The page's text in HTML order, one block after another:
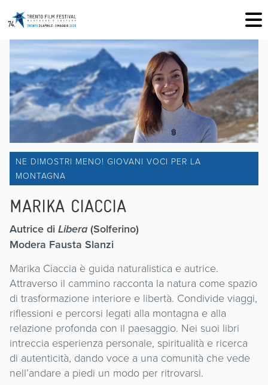
NE DIMOSTRI MENO! GIOVANI VOCI PER LA
MONTAGNA
MARIKA CIACCIA
Autrice di Libera (Solferino)
Modera Fausta Slanzi
Marika Ciaccia è guida naturalistica e autrice.
Attraverso il cammino racconta la natura come spazio
di trasformazione interiore e libertà. Condivide viaggi,
riflessioni e percorsi legati alla montagna e alla
relazione profonda con il paesaggio. Nei suoi libri
intreccia esperienza personale, spiritualità e ricerca
di autenticità, dando voce a una comunità che vede
nell’andare a piedi un modo per ritrovarsi.